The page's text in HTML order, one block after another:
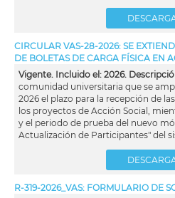
CIRCULAR VAS-28-2026: SE
DE BOLETAS DE CARGA FÍSICA EN
Vigente. Incluido el: 2026.
comunidad universitaria que se
2026 el plazo para la recepción de
los proyectos de Acción Social,
y el periodo de prueba del nuevo
Actualización de Participantes" del
R-319-2026_VAS: FORMULARIO DE